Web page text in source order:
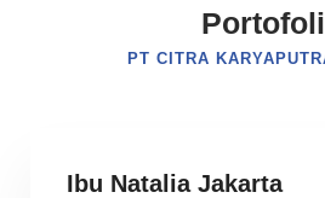
PT CITRA
Ibu Natalia Jakarta